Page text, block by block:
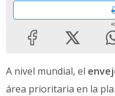
A nivel mundial, el
área prioritaria en la